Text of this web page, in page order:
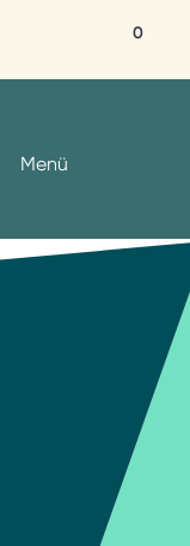
0
Menü